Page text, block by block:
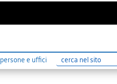
persone e uffici
Ricerca